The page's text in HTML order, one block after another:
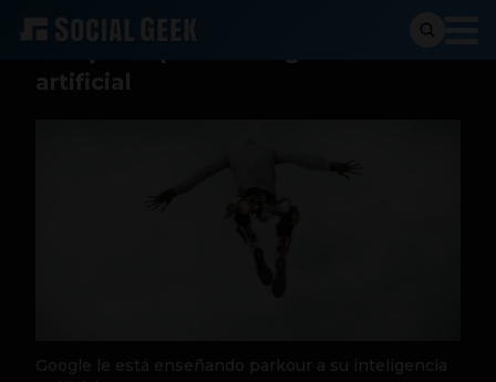
artificial
Google le está enseñando parkour a su inteligencia